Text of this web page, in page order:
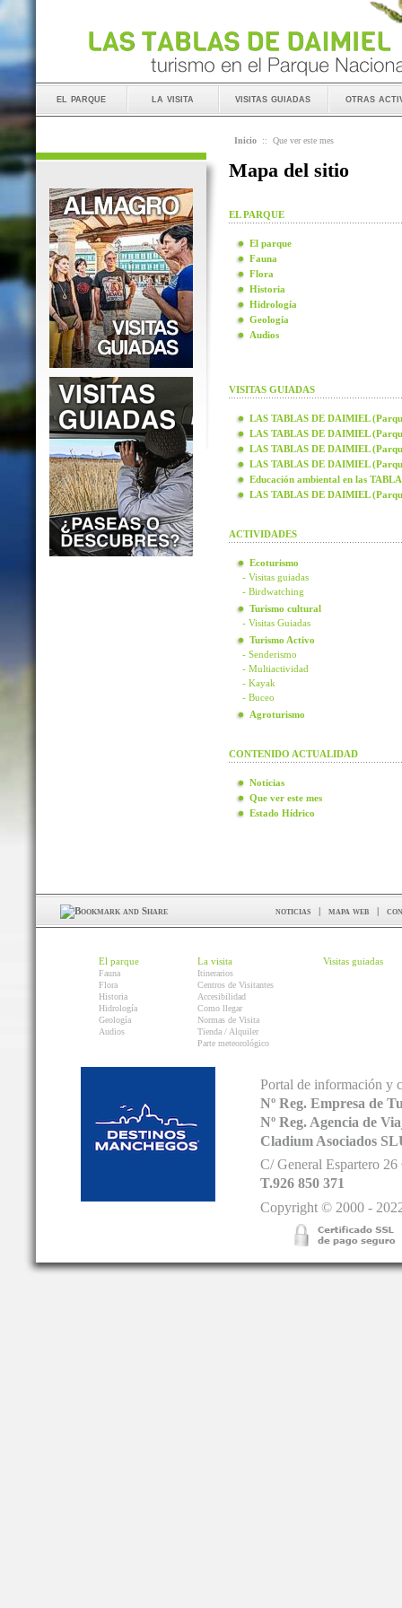
el parque la visita visitas guiadas otras
Inicio :: Que ver este mes
Mapa del sitio
EL PARQUE
El parque
Fauna
Flora
Historia
Hidrología
Geología
Audios
VISITAS GUIADAS
LAS TABLAS DE DAIMIEL
LAS TABLAS DE DAIMIEL
LAS TABLAS DE DAIMIEL
LAS TABLAS DE DAIMIEL
Educación ambiental en las
LAS TABLAS DE DAIMIEL
ACTIVIDADES
Ecoturismo
- Visitas guiadas
- Birdwatching
Turismo cultural
- Visitas Guiadas
Turismo Activo
- Senderismo
- Multiactividad
- Kayak
- Buceo
Agroturismo
CONTENIDO ACTUALIDAD
Noticias
Que ver este mes
Estado Hídrico
noticias | mapa web |
El parque
Fauna
Flora
Historia
Hidrología
Geología
Audios
La visita
Itinerarios
Centros de Visitantes
Accesibilidad
Como llegar
Normas de Visita
Tienda / Alquiler
Parte meteorológico
Visitas guiadas
Portal de información y
Nº Reg. Empresa de
Nº Reg. Agencia de
Cladium Asociados
C/ General Espartero
T.926 850 371
Copyright © 2000 -